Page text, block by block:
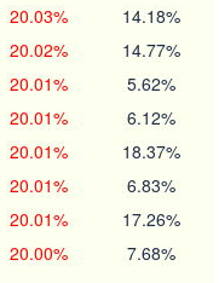
20.03% 14.18%
20.02% 14.77%
20.01% 5.62%
20.01% 6.12%
20.01% 18.37%
20.01% 6.83%
20.01% 17.26%
20.00% 7.68%